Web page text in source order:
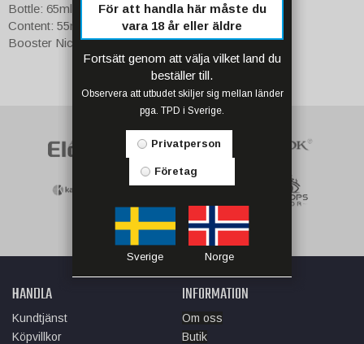
Bottle: 65ml
Content: 55ml
Booster Nicotine Space: 10ml
HANDLA
Kundtjänst
Köpvillkor
INFORMATION
Om oss
Butik
För att handla här måste du
vara 18 år eller äldre
Fortsätt genom att välja vilket land du
beställer till.
Observera att utbudet skiljer sig mellan länder
pga. TPD i Sverige.
Privatperson
Företag
Sverige Norge